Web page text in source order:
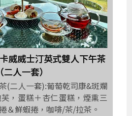
威威士汀英式雙人下午茶
（二人一套）
(二人一套):葡萄乾司康&斑斕
，蛋糕＋杏仁蛋糕，煙熏三
＆鮮蝦捲，咖啡/茶/拉茶。